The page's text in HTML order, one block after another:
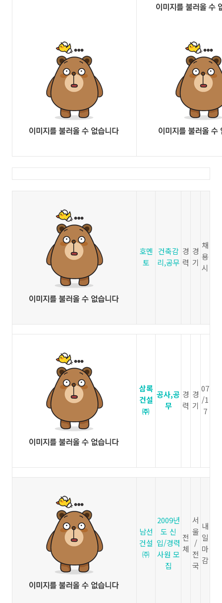
호멘
토
건축감
리,공무
경
력
경
기
채
용
시
삼록
건설
㈜
공사,공
무
경
력
경
기
07
/1
7
남선
건설
㈜
2009년
도 신
입/경력
사원 모
집
전
체
서
울
/
전
국
내
일
마
감